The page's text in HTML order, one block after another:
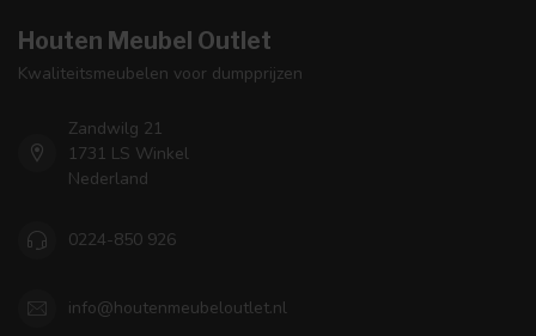
Houten Meubel Outlet
Kwaliteitsmeubelen voor dumpprijzen
Zandwilg 21
1731 LS Winkel
Nederland
0224-850 926
info@houtenmeubeloutlet.nl